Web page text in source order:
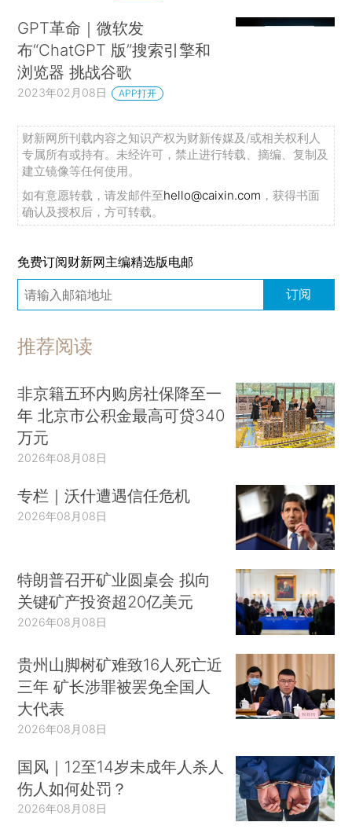
GPT革命｜微软发
布“ChatGPT 版”搜索引擎和
浏览器 挑战谷歌
2023年02月08日 APP打开
财新网所刊载内容之知识产权为财新传媒及/或相关权利人
专属所有或持有。未经许可，禁止进行转载、摘编、复制及
建立镜像等任何使用。
如有意愿转载，请发邮件至hello@caixin.com ，获得书面
确认及授权后，方可转载。
免费订阅财新网主编精选版电邮
订阅
推荐阅读
非京籍五环内购房社保降至一
年 北京市公积金最高可贷340
万元
2026年08月08日
专栏｜沃什遭遇信任危机
2026年08月08日
特朗普召开矿业圆桌会 拟向
关键矿产投资超20亿美元
2026年08月08日
贵州山脚树矿难致16人死亡近
三年 矿长涉罪被罢免全国人
大代表
2026年08月08日
国风｜12至14岁未成年人杀人
伤人如何处罚？
2026年08月08日